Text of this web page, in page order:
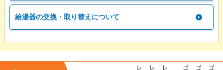
給湯器の交換・取り替えについて